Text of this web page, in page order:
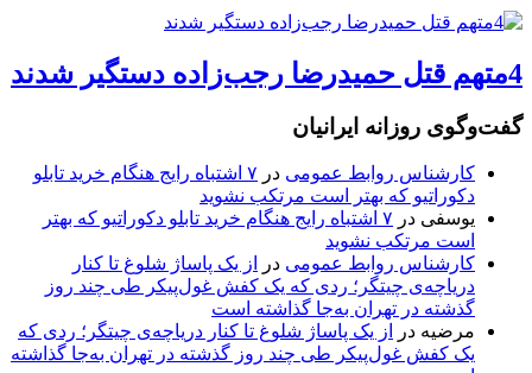
4متهم قتل حمیدرضا رجب‌زاده دستگیر شدند
گفت‌وگوی روزانه ایرانیان
کارشناس روابط عمومی در
۷ اشتباه رایج هنگام خرید تابلو
دکوراتیو که بهتر است مرتکب نشوید
یوسفی در
۷ اشتباه رایج هنگام خرید تابلو دکوراتیو که بهتر
است مرتکب نشوید
کارشناس روابط عمومی در
از یک پاساژ شلوغ تا کنار
دریاچه‌ی چیتگر؛ ردی که یک کفش غول‌پیکر طی چند روز
گذشته در تهران به‌جا گذاشته است
مرضیه در
از یک پاساژ شلوغ تا کنار دریاچه‌ی چیتگر؛ ردی که
یک کفش غول‌پیکر طی چند روز گذشته در تهران به‌جا گذاشته